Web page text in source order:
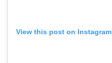
View this post on Instagram